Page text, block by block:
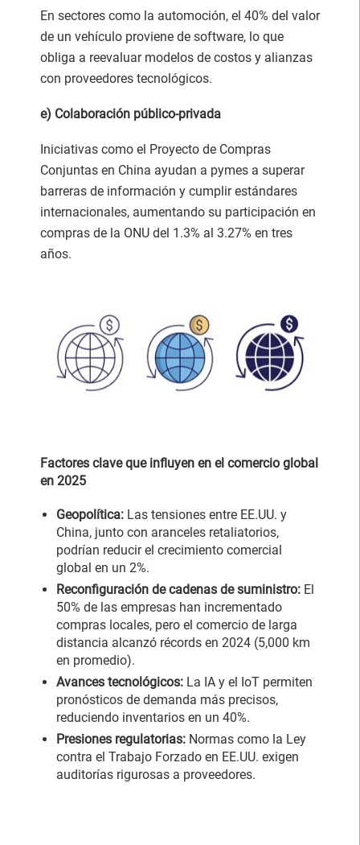
En sectores como la automoción, el 40% del valor
de un vehículo proviene de software, lo que
obliga a reevaluar modelos de costos y alianzas
con proveedores tecnológicos.
e) Colaboración público-privada
Iniciativas como el Proyecto de Compras
Conjuntas en China ayudan a pymes a superar
barreras de información y cumplir estándares
internacionales, aumentando su participación en
compras de la ONU del 1.3% al 3.27% en tres
años.
Factores clave que influyen en el comercio global
en 2025
Geopolítica: Las tensiones entre EE.UU. y
China, junto con aranceles retaliatorios,
podrían reducir el crecimiento comercial
global en un 2%.
Reconfiguración de cadenas de suministro: El
50% de las empresas han incrementado
compras locales, pero el comercio de larga
distancia alcanzó récords en 2024 (5,000 km
en promedio).
Avances tecnológicos: La IA y el IoT permiten
pronósticos de demanda más precisos,
reduciendo inventarios en un 40%.
Presiones regulatorias: Normas como la Ley
contra el Trabajo Forzado en EE.UU. exigen
auditorías rigurosas a proveedores.